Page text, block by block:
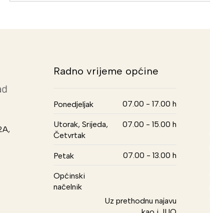
Radno vrijeme općine
Ponedjeljak 07.00 - 17.00 h
Utorak, Srijeda,
Četvrtak
07.00 - 15.00 h
Petak 07.00 - 13.00 h
Općinski
načelnik
Uz prethodnu najavu